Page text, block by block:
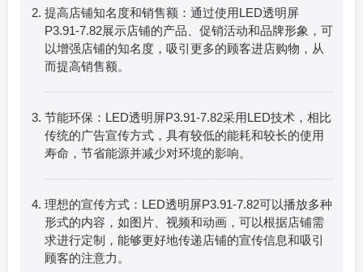
提高店铺知名度和销售额：通过使用LED透明屏
P3.91-7.82展示店铺的产品、促销活动和品牌形象，可
以增强店铺的知名度，吸引更多的顾客进店购物，从
而提高销售额。
节能环保：LED透明屏P3.91-7.82采用LED技术，相比
传统的广告宣传方式，具有较低的能耗和较长的使用
寿命，节省能源并减少对环境的影响。
理想的宣传方式：LED透明屏P3.91-7.82可以播放多种
形式的内容，如图片、视频和动画，可以根据店铺需
求进行定制，能够更好地传递店铺的宣传信息和吸引
顾客的注意力。